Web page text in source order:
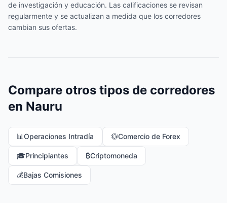
de investigación y educación. Las calificaciones se revisan
regularmente y se actualizan a medida que los corredores
cambian sus ofertas.
Compare otros tipos de corredores
en Nauru
📊Operaciones Intradía 💱Comercio de Forex
🎓Principiantes ₿Criptomoneda
💰Bajas Comisiones